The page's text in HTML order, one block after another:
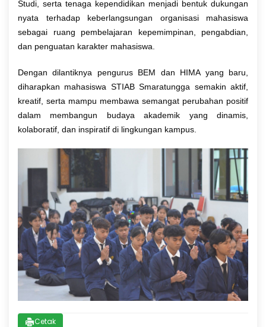
Studi, serta tenaga kependidikan menjadi bentuk dukungan
nyata terhadap keberlangsungan organisasi mahasiswa
sebagai ruang pembelajaran kepemimpinan, pengabdian,
dan penguatan karakter mahasiswa.
Dengan dilantiknya pengurus BEM dan HIMA yang baru,
diharapkan mahasiswa STIAB Smaratungga semakin aktif,
kreatif, serta mampu membawa semangat perubahan positif
dalam membangun budaya akademik yang dinamis,
kolaboratif, dan inspiratif di lingkungan kampus.
Cetak